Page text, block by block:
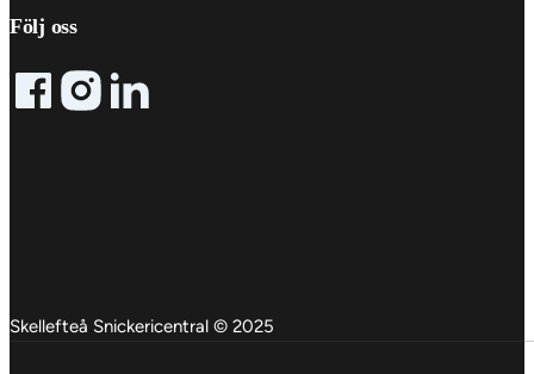
Följ oss
Follow me on Facebook
Follow me on X
Skellefteå Snickericentral © 2025